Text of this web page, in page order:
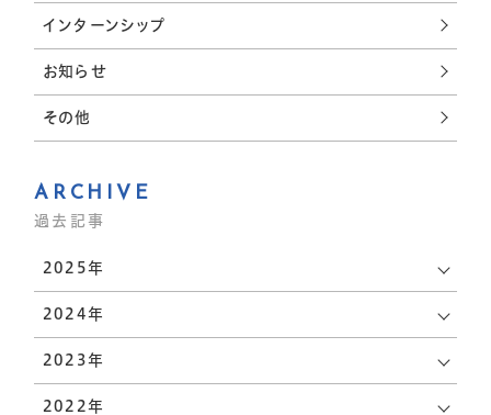
会社を知る 働く環境と成長
インターンシップ
お知らせ
その他
ARCHIVE
過去記事
2025年
2024年
2023年
2022年